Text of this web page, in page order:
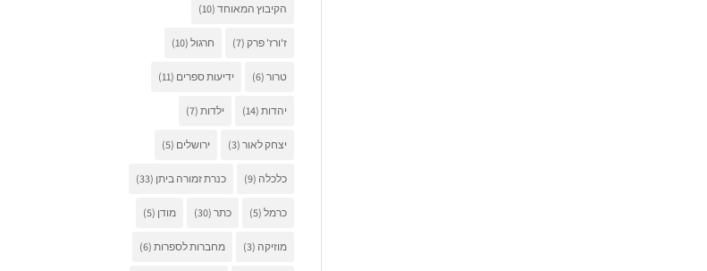
הקיבוץ המאוחד (10)
ז'ורז' פרק (7) חרגול (10)
טרור (6) ידיעות ספרים (11)
יהדות (14) ילדות (7)
יצחק לאור (3) ירושלים (5)
כלכלה (9) כנרת זמורה ביתן (33)
כרמל (5) כתר (30) מודן (5)
מוזיקה (3) מחברות לספרות (6)